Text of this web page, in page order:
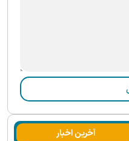
آخرین اخبار